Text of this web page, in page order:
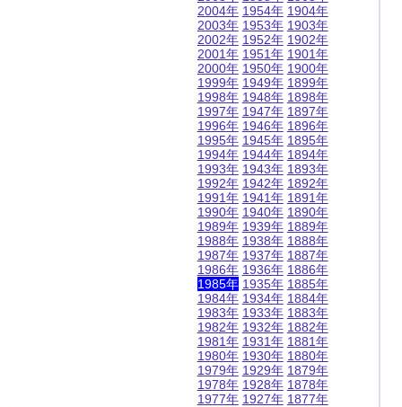
2004年
2003年
2002年
2001年
2000年
1999年
1998年
1997年
1996年
1995年
1994年
1993年
1992年
1991年
1990年
1989年
1988年
1987年
1986年
1985年
1984年
1983年
1982年
1981年
1980年
1979年
1978年
1977年
1954年
1953年
1952年
1951年
1950年
1949年
1948年
1947年
1946年
1945年
1944年
1943年
1942年
1941年
1940年
1939年
1938年
1937年
1936年
1935年
1934年
1933年
1932年
1931年
1930年
1929年
1928年
1927年
1904年
1903年
1902年
1901年
1900年
1899年
1898年
1897年
1896年
1895年
1894年
1893年
1892年
1891年
1890年
1889年
1888年
1887年
1886年
1885年
1884年
1883年
1882年
1881年
1880年
1879年
1878年
1877年